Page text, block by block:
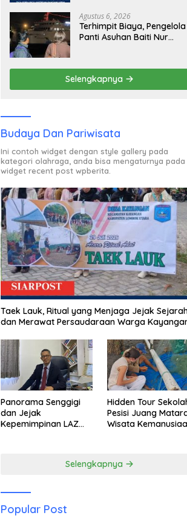
Agustus 6, 2026
Terhimpit Biaya, Pengelola
Panti Asuhan Baiti Nur
Asesmen Bantuan Tak
Kunjung Tuntas
Selengkapnya
Budaya Dan Pariwisata
Ini contoh widget dengan style gallery pada
kategori olahraga, anda bisa mengaturnya pada
widget recent post wpberita.
Taek Lauk, Ritual yang Menjaga Jejak
dan Merawat Persaudaraan Warga
Panorama Senggigi
dan Jejak
Kepemimpinan LAZ
Hidden Tour
Pesisi Juang
Wisata
Selengkapnya
Popular Post